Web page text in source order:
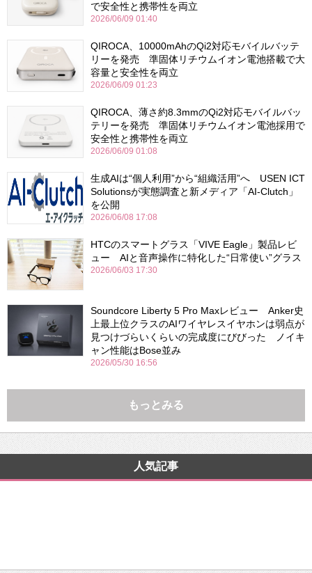
で安全性と携帯性を両立
2026/06/09 01:40
QIROCA、10000mAhのQi2対応モバイルバッテ
リーを発売 準固体リチウムイオン電池搭載で大
容量と安全性を両立
2026/06/09 01:23
QIROCA、薄さ約8.3mmのQi2対応モバイルバッ
テリーを発売 準固体リチウムイオン電池採用で
安全性と携帯性を両立
2026/06/09 01:08
生成AIは“個人利用”から“組織活用”へ USEN ICT
Solutionsが実態調査と新メディア「AI-Clutch」
を公開
2026/06/08 17:08
HTCのスマートグラス「VIVE Eagle」製品レビ
ュー AIと音声操作に特化した“日常使い”グラス
2026/06/03 17:30
Soundcore Liberty 5 Pro Maxレビュー Anker史
上最上位クラスのAIワイヤレスイヤホンは弱点が
見つけづらいくらいの完成度にびびった ノイキ
ャン性能はBose並み
2026/05/30 16:56
もっとみる
人気記事